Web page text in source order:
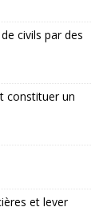
civils par des
constituer un
et lever